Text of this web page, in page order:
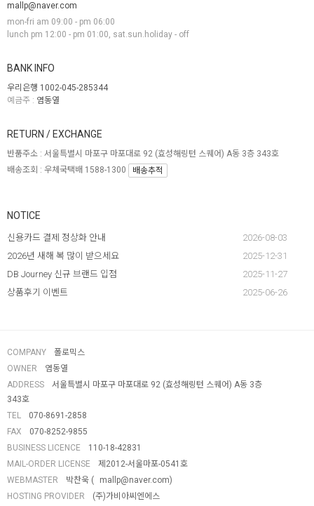
mallp@naver.com
mon-fri am 09:00 - pm 06:00
lunch pm 12:00 - pm 01:00, sat.sun.holiday - off
BANK INFO
우리은행 1002-045-285344
예금주 : 염동열
RETURN / EXCHANGE
반품주소 : 서울특별시 마포구 마포대로 92 (효성해링턴 스퀘어) A동 3층 343호
배송조회 : 우체국택배 1588-1300
배송추적
NOTICE
신용카드 결제 정상화 안내
2026-08-03
2026년 새해 복 많이 받으세요
2025-12-31
DB Journey 신규 브랜드 입점
2025-11-27
상품후기 이벤트
2025-06-26
COMPANY
폴로믹스
OWNER
염동열
ADDRESS
서울특별시 마포구 마포대로 92 (효성해링턴 스퀘어) A동 3층
343호
TEL
070-8691-2858
FAX
070-8252-9855
BUSINESS LICENCE
110-18-42831
MAIL-ORDER LICENSE
제2012-서울마포-0541호
WEBMASTER
박찬욱 ( mallp@naver.com)
HOSTING PROVIDER
(주)가비아씨엔에스